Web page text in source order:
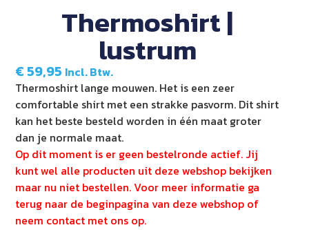
Thermoshirt |
lustrum
€ 59,95 Incl. Btw.
Thermoshirt lange mouwen. Het is een zeer
comfortable shirt met een strakke pasvorm. Dit shirt
kan het beste besteld worden in één maat groter
dan je normale maat.
Op dit moment is er geen bestelronde actief. Jij
kunt wel alle producten uit deze webshop bekijken
maar nu niet bestellen. Voor meer informatie ga
terug naar de beginpagina van deze webshop of
neem contact met ons op.